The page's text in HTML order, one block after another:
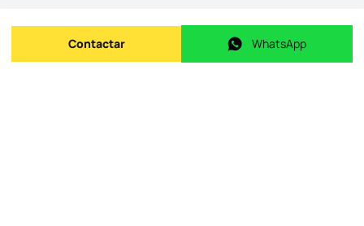
Enviar mensagem
Contactar WhatsApp
WhatsApp